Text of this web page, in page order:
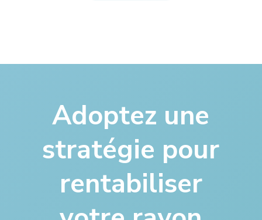
Adoptez une
stratégie pour
rentabiliser